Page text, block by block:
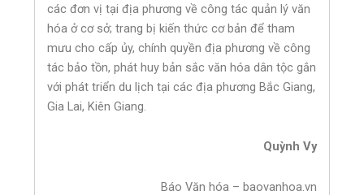
các đơn vị tại địa phương về công tác quản lý văn
hóa ở cơ sở; trang bị kiến thức cơ bản để tham
mưu cho cấp ủy, chính quyền địa phương về công
tác bảo tồn, phát huy bản sắc văn hóa dân tộc gắn
với phát triển du lịch tại các địa phương Bắc Giang,
Gia Lai, Kiên Giang.
Quỳnh Vy
Báo Văn hóa – baovanhoa.vn